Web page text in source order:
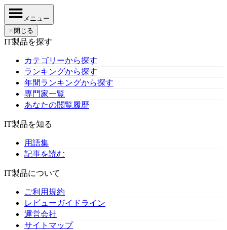
メニュー
✕ 閉じる
IT製品を探す
カテゴリーから探す
ランキングから探す
年間ランキングから探す
専門家一覧
あなたの閲覧履歴
IT製品を知る
用語集
記事を読む
IT製品について
ご利用規約
レビューガイドライン
運営会社
サイトマップ